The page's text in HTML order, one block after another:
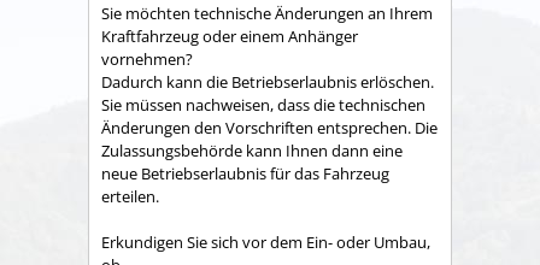
Sie möchten technische Änderungen an Ihrem
Kraftfahrzeug oder einem Anhänger
vornehmen?
Dadurch kann die Betriebserlaubnis erlöschen.
Sie müssen nachweisen, dass die technischen
Änderungen den Vorschriften entsprechen. Die
Zulassungsbehörde kann Ihnen dann eine
neue Betriebserlaubnis für das Fahrzeug
erteilen.
Erkundigen Sie sich vor dem Ein- oder Umbau,